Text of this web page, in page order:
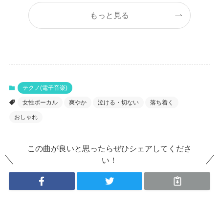
もっと見る
テクノ(電子音楽)
女性ボーカル 爽やか 泣ける・切ない 落ち着く
おしゃれ
この曲が良いと思ったらぜひシェアしてくださ
い！